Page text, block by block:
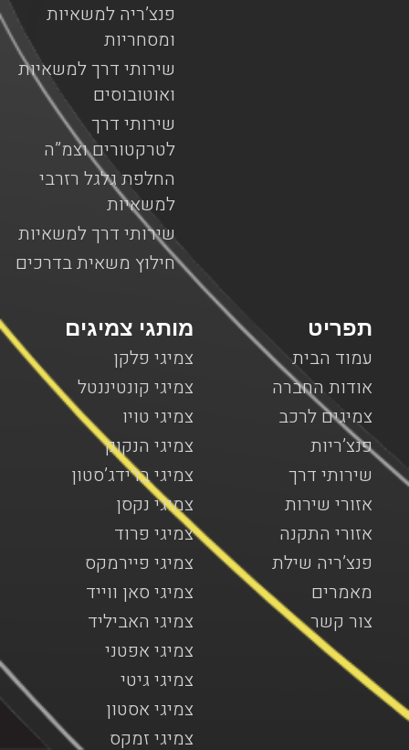
פנצ’ריה למשאיות
ומסחריות
שירותי דרך למשאיות
ואוטובוסים
שירותי דרך
לטרקטורים וצמ”ה
החלפת גלגל רזרבי
למשאיות
שירותי דרך למשאיות
חילוץ משאית בדרכים
מותגי צמיגים
צמיגי פלקן
צמיגי קונטיננטל
צמיגי טויו
צמיגי הנקוק
צמיגי ברידג’סטון
צמיגי נקסן
צמיגי פרוד
צמיגי פיירמקס
צמיגי סאן ווייד
צמיגי האביליד
צמיגי אפטני
צמיגי גיטי
צמיגי אסטון
צמיגי זמקס
תפריט
עמוד הבית
אודות החברה
צמיגים לרכב
פנצ’ריות
שירותי דרך
אזורי שירות
אזורי התקנה
פנצ’ריה שילת
מאמרים
צור קשר